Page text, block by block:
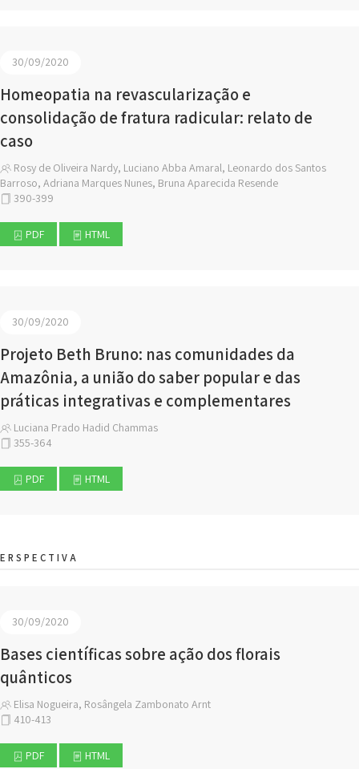
30/09/2020
Homeopatia na revascularização e
consolidação de fratura radicular: relato de
caso
Rosy de Oliveira Nardy, Luciano Abba Amaral, Leonardo dos Santos
Barroso, Adriana Marques Nunes, Bruna Aparecida Resende
390-399
PDF HTML
30/09/2020
Projeto Beth Bruno: nas comunidades da
Amazônia, a união do saber popular e das
práticas integrativas e complementares
Luciana Prado Hadid Chammas
355-364
PDF HTML
30/09/2020
Bases científicas sobre ação dos florais
quânticos
Elisa Nogueira, Rosângela Zambonato Arnt
410-413
PDF HTML